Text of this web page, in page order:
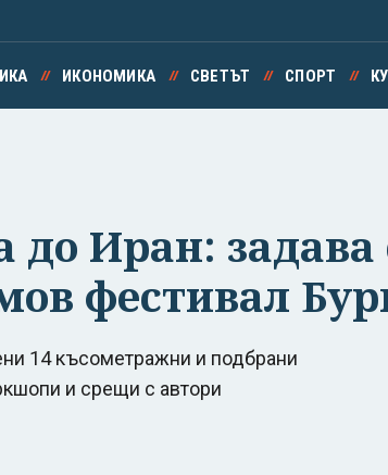
ИКОНОМИКА СВЕТЪТ СПОРТ
до Иран: задава
фестивал
14 късометражни и подбрани
и срещи с автори